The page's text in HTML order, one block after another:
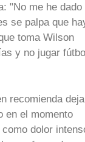
"No me he dado
se palpa que
toma Wilson
y no jugar
recomienda
en el momento
dolor